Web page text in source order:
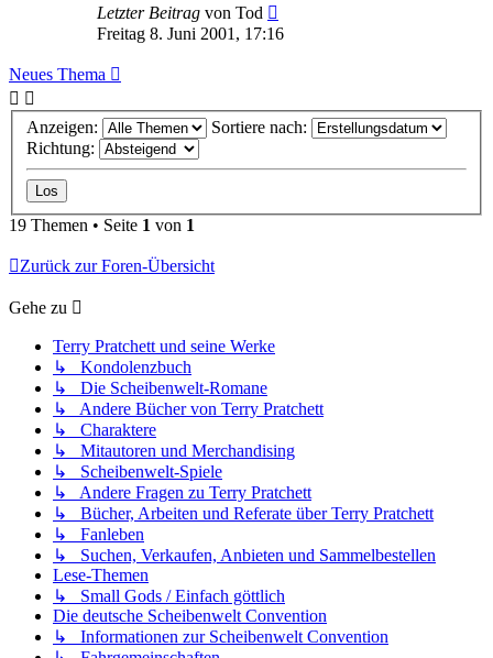
Letzter Beitrag von Tod
Freitag 8. Juni 2001, 17:16
Neues Thema
Anzeigen:
Sortiere nach:
Richtung:
19 Themen • Seite 1 von 1
Zurück zur Foren-Übersicht
Gehe zu
Terry Pratchett und seine Werke
↳ Kondolenzbuch
↳ Die Scheibenwelt-Romane
↳ Andere Bücher von Terry Pratchett
↳ Charaktere
↳ Mitautoren und Merchandising
↳ Scheibenwelt-Spiele
↳ Andere Fragen zu Terry Pratchett
↳ Bücher, Arbeiten und Referate über Terry Pratchett
↳ Fanleben
↳ Suchen, Verkaufen, Anbieten und Sammelbestellen
Lese-Themen
↳ Small Gods / Einfach göttlich
Die deutsche Scheibenwelt Convention
↳ Informationen zur Scheibenwelt Convention